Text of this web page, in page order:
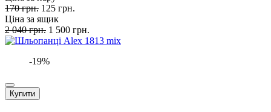
170 грн. 125 грн.
Ціна за ящик
2 040 грн. 1 500 грн.
-19%
Купити